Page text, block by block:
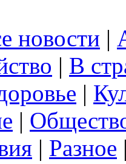
новости |
| В
|
|
| Разное